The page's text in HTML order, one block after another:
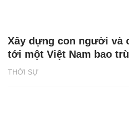
THỜI SỰ
Xây dựng con người và
tới một Việt Nam bao